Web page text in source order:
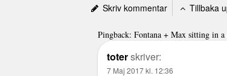
Skriv kommentar
Tillbaka
Pingback: Fontana + Max sitting in
toterskriver:
7 Maj 2017 kl. 12:36